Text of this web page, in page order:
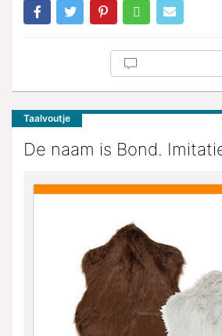
Taalvoutje
De naam is Bond.